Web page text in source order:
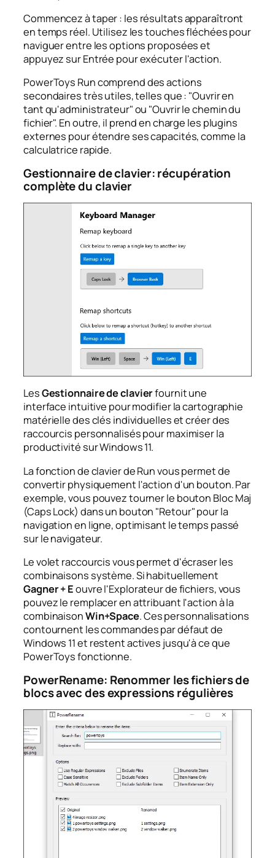
Commencez à taper : les résultats apparaîtront
en temps réel. Utilisez les touches fléchées pour
naviguer entre les options proposées et
appuyez sur Entrée pour exécuter l'action.
PowerToys Run comprend des actions
secondaires très utiles, telles que : "Ouvrir en
tant qu'administrateur" ou "Ouvrir le chemin du
fichier". En outre, il prend en charge les plugins
externes pour étendre ses capacités, comme la
calculatrice rapide.
Gestionnaire de clavier: récupération
complète du clavier
LesGestionnaire de clavierfournit une
interface intuitive pour modifier la cartographie
matérielle des clés individuelles et créer des
raccourcis personnalisés pour maximiser la
productivité sur Windows 11.
La fonction de clavier de Run vous permet de
convertir physiquement l'action d'un bouton. Par
exemple, vous pouvez tourner le bouton Bloc Maj
(Caps Lock) dans un bouton "Retour" pour la
navigation en ligne, optimisant le temps passé
sur le navigateur.
Le volet raccourcis vous permet d'écraser les
combinaisons système. Si habituellement
Gagner + Eouvre l'Explorateur de fichiers, vous
pouvez le remplacer en attribuant l'action à la
combinaisonWin+Space. Ces personnalisations
contournent les commandes par défaut de
Windows 11 et restent actives jusqu'à ce que
PowerToys fonctionne.
PowerRename: Renommer les fichiers de
blocs avec des expressions régulières